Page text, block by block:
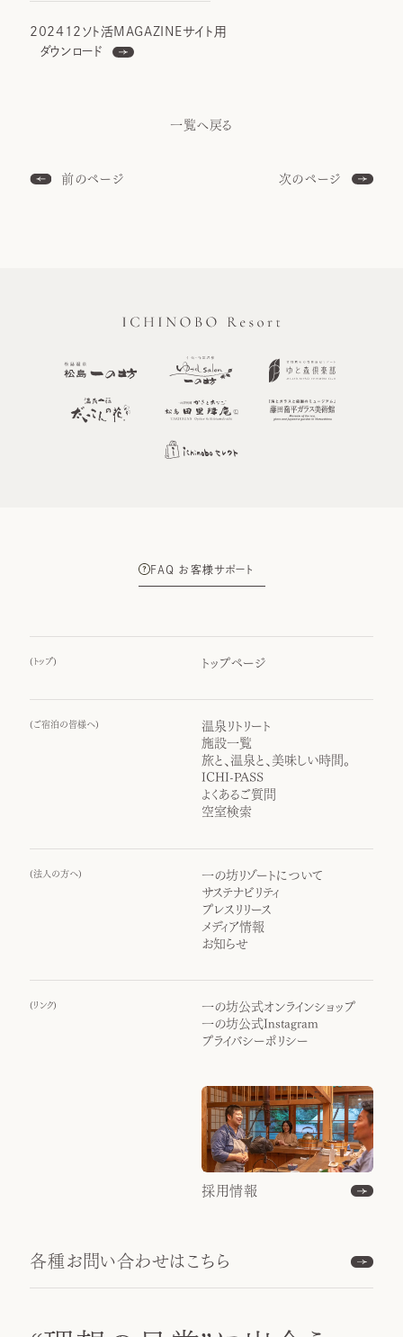
202412ソト活MAGAZINEサイト用
ダウンロード
前のページ
一覧へ戻る
次のページ
FAQ お客様サポート
( トップ) トップページ
( ご宿泊の皆様へ)
温泉リトリート
施設一覧
旅と、温泉と、美味しい時間。
ICHI-PASS
よくあるご質問
空室検索
(法人の方へ)
一の坊リゾートについて
サステナビリティ
プレスリリース
メディア情報
お知らせ
( リンク)
一の坊公式オンラインショップ
一の坊公式Instagram
プライバシーポリシー
採用情報
各種お問い合わせはこちら